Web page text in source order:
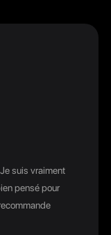
suis vraiment
pensé pour